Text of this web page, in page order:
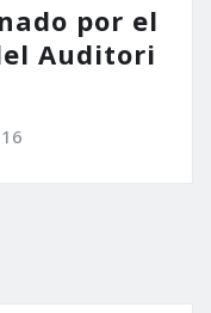
por el
Auditori